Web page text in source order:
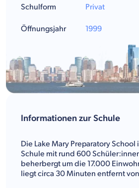
Informationen zur Schule
Die Lake Mary Preparatory School
Schule mit rund 600
beherbergt um die 17.000
liegt circa 30 Minuten entfernt
Schulform
Öffnungsjahr
Privat
1999